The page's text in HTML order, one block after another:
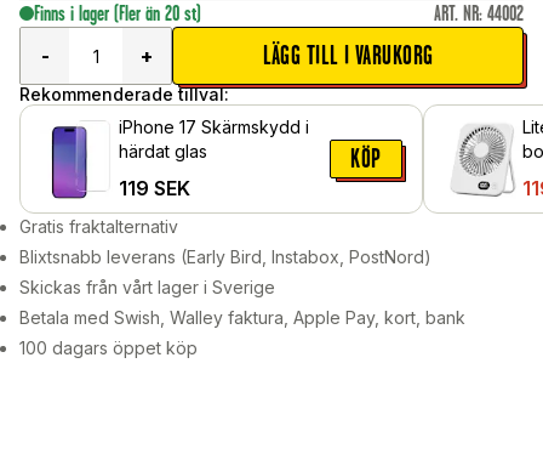
Finns i lager (Fler än 20 st) ART. NR: 44002
-
+ LÄGG TILL I VARUKORG
Rekommenderade tillval:
iPhone 17 Skärmskydd i
härdat glas
119 SEK
KÖP
Gratis fraktalternativ
Blixtsnabb leverans (Early Bird, Instabox, PostNord)
Skickas från vårt lager i Sverige
Betala med Swish, Walley faktura, Apple Pay, kort, bank
100 dagars öppet köp